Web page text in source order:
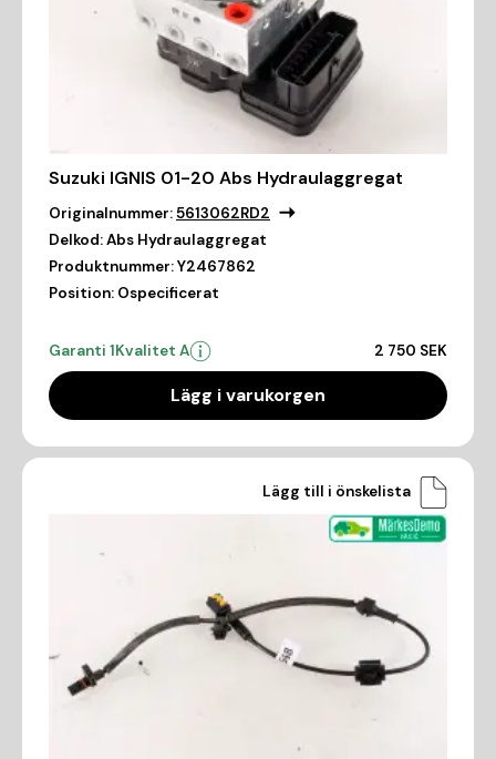
Suzuki IGNIS 01-20 Abs Hydraulaggregat
Originalnummer:5613062RD2
Delkod:Abs Hydraulaggregat
Produktnummer:Y2467862
Position: Ospecificerat
Garanti 1Kvalitet A 2 750 SEK
Lägg i varukorgen
Lägg till i önskelista